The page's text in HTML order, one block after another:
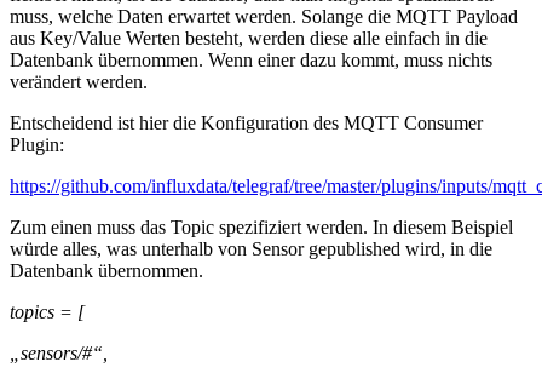
muss, welche Daten erwartet werden. Solange die MQTT Payload
aus Key/Value Werten besteht, werden diese alle einfach in die
Datenbank übernommen. Wenn einer dazu kommt, muss nichts
verändert werden.
Entscheidend ist hier die Konfiguration des MQTT Consumer
Plugin:
https://github.com/influxdata/telegraf/tree/master/plugins/inputs/
Zum einen muss das Topic spezifiziert werden. In diesem Beispiel
würde alles, was unterhalb von Sensor gepublished wird, in die
Datenbank übernommen.
topics = [
„sensors/#“,